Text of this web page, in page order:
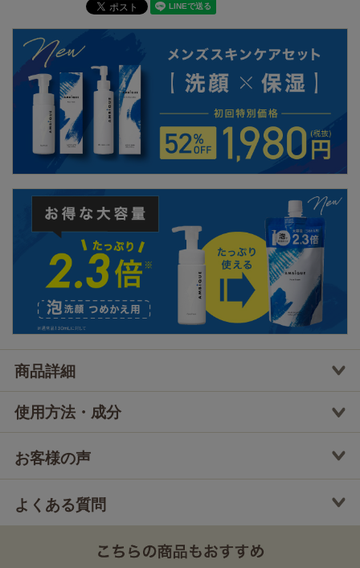
●定期便について
イクル（5~90日）にて自動でお届けいたします。解約方法・支払い時期等
●定期便の差額請求について
途中解約の場合のお支払い総額（クレジットカード利用／ポイント・クー
ポン不使用の場合）
1回目解約の場合(税抜) / 初回価格 980円 + 差額分1,620円 = 合計 2,600円 [ +
差額分振込手数料 ]（差額分：通常定価2,000円 + 送料600円 - 初回価格980
円 ＝ 1,620円）
2回目解約の場合(税抜) / 初回価格 980円 + 2回目定期価格 1,800円 = 合計
2,780円
●全額返金保証について
万が一ご満足いただけなかった場合は、商品のお受け取りから15日以内に
対象商品の容器返品で商品代金をお返しします。
詳しくは返品に関する注意事項
●定期便の差額請求について
初回解約の場合のお支払い総額（税抜・クレジットカード利用／ポイン
ト・クーポン不使用の場合）
通常定価 2,000円 × 2個 - 初回価格 980円 - 2個目価格 1,700円 ＝ 差額分
●全額返金保証について
返品に関する注意事項をご確認ください。
商品詳細
使用方法・成分
お客様の声
よくある質問